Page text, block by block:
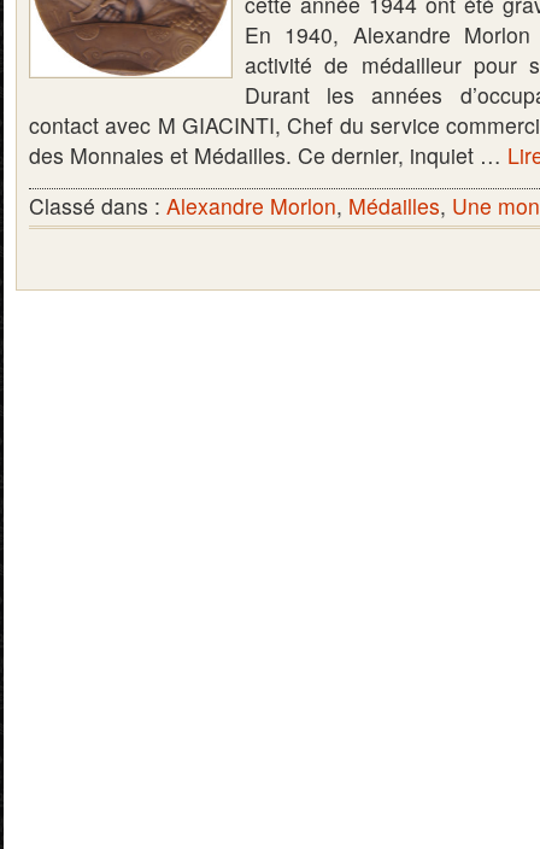
En 1940, Alexandre
activité de médailleur pour
Durant les années
contact avec M GIACINTI, Chef du service
des Monnaies et Médailles. Ce dernier, inquiet …
Classé dans : Alexandre Morlon, Médailles, Une